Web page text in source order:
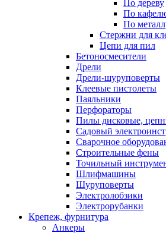
По дереву
По
По
Стержни для
Цепи для пил
Бетоносмесители
Дрели
Дрели-шуруповерты
Клеевые пистолеты
Паяльники
Перфораторы
Пилы дисковые,
Садовый
Сварочное
Строительные фены
Точильный
Шлифмашины
Шуруповерты
Электролобзики
Электрорубанки
Крепеж, фурнитура
Анкеры